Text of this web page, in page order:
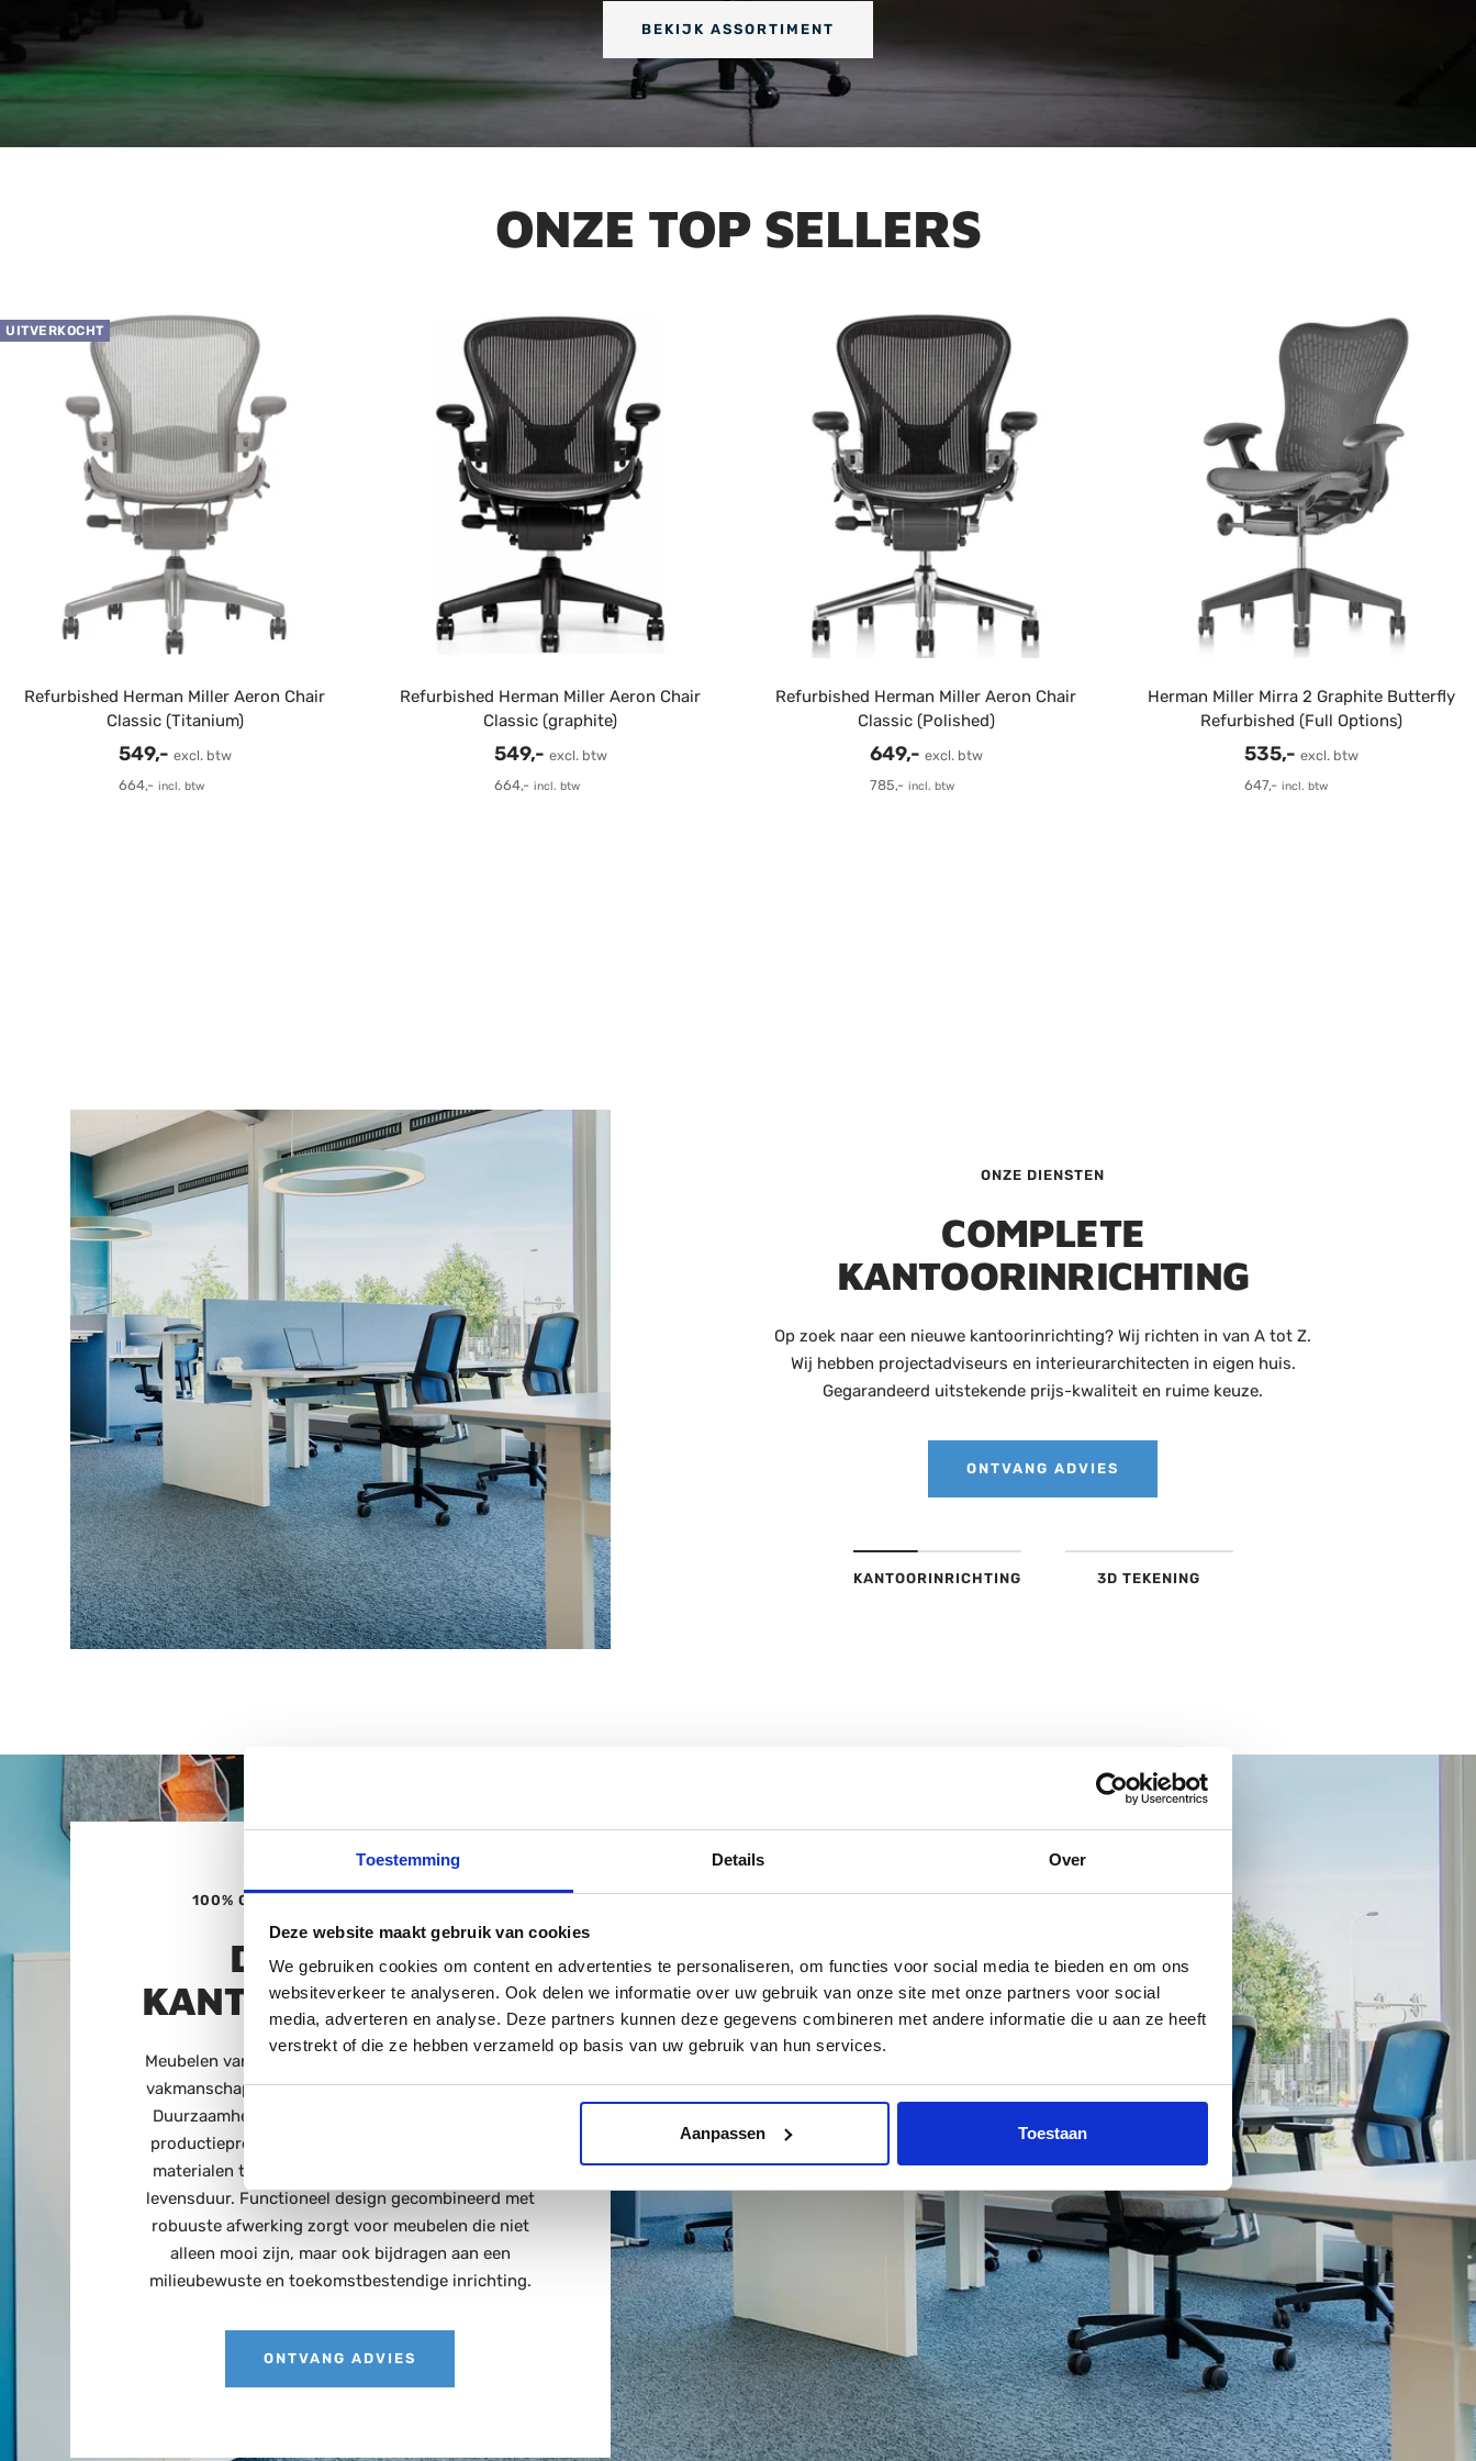
Toestemming Details Over
Deze website maakt gebruik van cookies
We gebruiken cookies om content en advertenties te personaliseren, om functies voor social media te bieden en om ons
websiteverkeer te analyseren. Ook delen we informatie over uw gebruik van onze site met onze partners voor social
media, adverteren en analyse. Deze partners kunnen deze gegevens combineren met andere informatie die u aan ze heeft
verstrekt of die ze hebben verzameld op basis van uw gebruik van hun services.
Aanpassen Toestaan
BEKIJK ASSORTIMENT
ONZE TOP SELLERS
UITVERKOCHT
Refurbished Herman Miller Aeron Chair
Classic (Titanium)
Verkoopprijs
549,- excl. btw
664,- incl. btw
Refurbished Herman Miller Aeron Chair
Classic (graphite)
Verkoopprijs
549,- excl. btw
664,- incl. btw
Refurbished Herman Miller Aeron Chair
Classic (Polished)
Verkoopprijs
649,- excl. btw
785,- incl. btw
Herman Miller Mirra 2 Graphite Butterfly
Refurbished (Full Options)
Verkoopprijs
535,- excl. btw
647,- incl. btw
ONZE DIENSTEN
COMPLETE
KANTOORINRICHTING
Op zoek naar een nieuwe kantoorinrichting? Wij richten in van A tot Z.
Wij hebben projectadviseurs en interieurarchitecten in eigen huis.
Gegarandeerd uitstekende prijs-kwaliteit en ruime keuze.
ONTVANG ADVIES
KANTOORINRICHTING 3D TEKENING
100% GEPRODUCEERD IN NEDERLAND
DUURZAME
KANTOORMEUBELEN
Meubelen van hoogwaardige kwaliteit, met zorg en
vakmanschap volledig in Nederland geproduceerd.
Duurzaamheid staat centraal in elke fase van het
productieproces: van verantwoord geselecteerde
materialen tot energiezuinige productie en lange
levensduur. Functioneel design gecombineerd met
robuuste afwerking zorgt voor meubelen die niet
alleen mooi zijn, maar ook bijdragen aan een
milieubewuste en toekomstbestendige inrichting.
ONTVANG ADVIES